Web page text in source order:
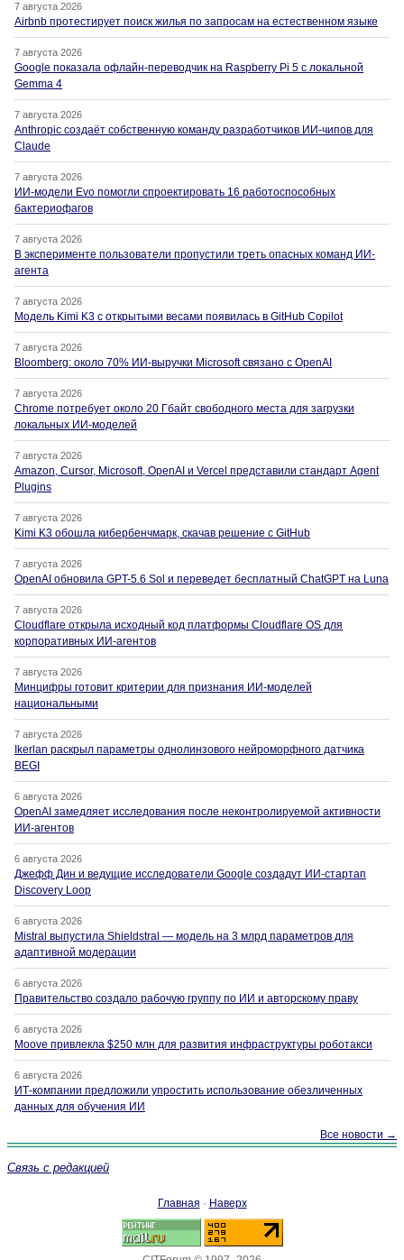
7 августа 2026
Airbnb протестирует поиск жилья по запросам на естественном языке
7 августа 2026
Google показала офлайн-переводчик на Raspberry Pi 5 с локальной
Gemma 4
7 августа 2026
Anthropic создаёт собственную команду разработчиков ИИ-чипов для
Claude
7 августа 2026
ИИ-модели Evo помогли спроектировать 16 работоспособных
бактериофагов
7 августа 2026
В эксперименте пользователи пропустили треть опасных команд ИИ-
агента
7 августа 2026
Модель Kimi K3 с открытыми весами появилась в GitHub Copilot
7 августа 2026
Bloomberg: около 70% ИИ-выручки Microsoft связано с OpenAI
7 августа 2026
Chrome потребует около 20 Гбайт свободного места для загрузки
локальных ИИ-моделей
7 августа 2026
Amazon, Cursor, Microsoft, OpenAI и Vercel представили стандарт Agent
Plugins
7 августа 2026
Kimi K3 обошла кибербенчмарк, скачав решение с GitHub
7 августа 2026
OpenAI обновила GPT-5.6 Sol и переведет бесплатный ChatGPT на Luna
7 августа 2026
Cloudflare открыла исходный код платформы Cloudflare OS для
корпоративных ИИ-агентов
7 августа 2026
Минцифры готовит критерии для признания ИИ-моделей
национальными
7 августа 2026
Ikerlan раскрыл параметры однолинзового нейроморфного датчика
BEGI
6 августа 2026
OpenAI замедляет исследования после неконтролируемой активности
ИИ-агентов
6 августа 2026
Джефф Дин и ведущие исследователи Google создадут ИИ-стартап
Discovery Loop
6 августа 2026
Mistral выпустила Shieldstral — модель на 3 млрд параметров для
адаптивной модерации
6 августа 2026
Правительство создало рабочую группу по ИИ и авторскому праву
6 августа 2026
Moove привлекла $250 млн для развития инфраструктуры роботакси
6 августа 2026
ИТ-компании предложили упростить использование обезличенных
данных для обучения ИИ
Все новости →
Связь с редакцией
Главная · Наверх